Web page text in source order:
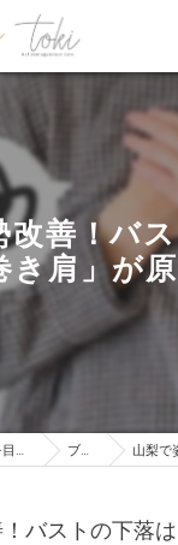
改善！バ
き肩」が
肩こり/小顔/美姿勢を目指すならTOKI ブログ 山梨で姿
バストの下落